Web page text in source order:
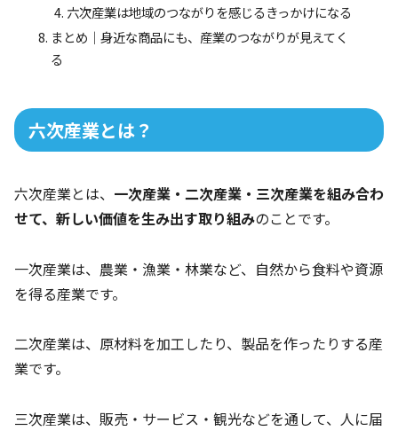
六次産業は地域のつながりを感じるきっかけになる
まとめ｜身近な商品にも、産業のつながりが見えてく
る
六次産業とは？
六次産業とは、 一次産業・二次産業・三次産業を組み合わ
せて、新しい価値を生み出す取り組みのことです。
一次産業は、農業・漁業・林業など、自然から食料や資源
を得る産業です。
二次産業は、原材料を加工したり、製品を作ったりする産
業です。
三次産業は、販売・サービス・観光などを通して、人に届